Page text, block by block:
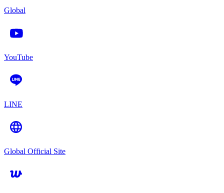
Global
YouTube
LINE
Global Official Site